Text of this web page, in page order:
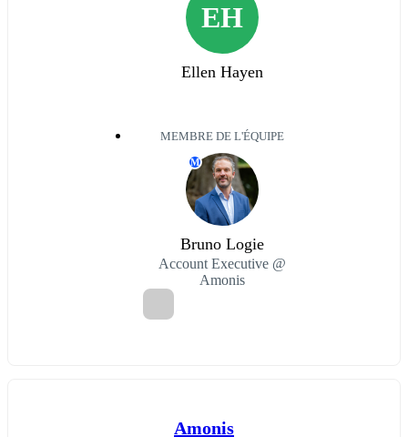
EH
Ellen Hayen
MEMBRE DE L'ÉQUIPE
M
Bruno Logie
Account Executive @
Amonis
Amonis